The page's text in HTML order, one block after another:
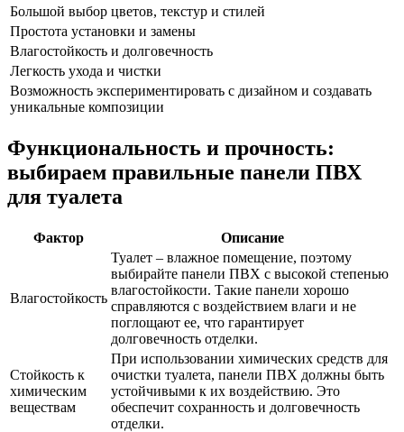
Большой выбор цветов, текстур и стилей
Простота установки и замены
Влагостойкость и долговечность
Легкость ухода и чистки
Возможность экспериментировать с дизайном и создавать
уникальные композиции
Функциональность и прочность:
выбираем правильные панели ПВХ
для туалета
Фактор Описание
Влагостойкость
Туалет – влажное помещение, поэтому
выбирайте панели ПВХ с высокой степенью
влагостойкости. Такие панели хорошо
справляются с воздействием влаги и не
поглощают ее, что гарантирует
долговечность отделки.
Стойкость к
химическим
веществам
При использовании химических средств для
очистки туалета, панели ПВХ должны быть
устойчивыми к их воздействию. Это
обеспечит сохранность и долговечность
отделки.